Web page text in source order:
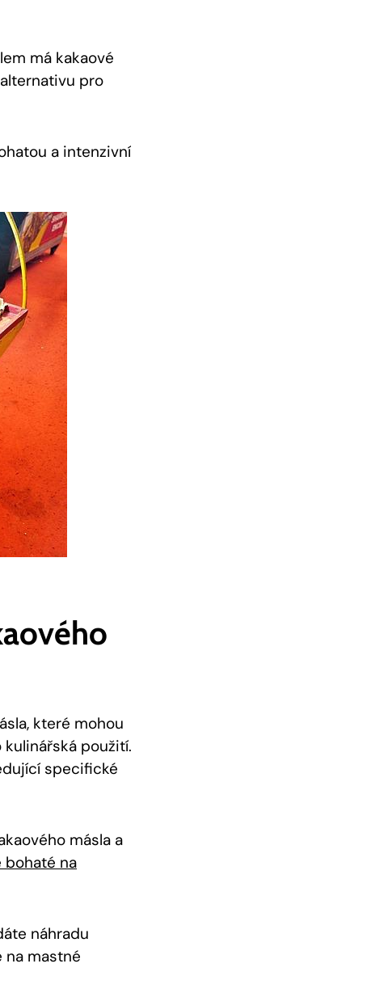
má kakaové
pro
a intenzivní
které mohou
použití.
specifické
másla a
bohaté na
náhradu
na mastné